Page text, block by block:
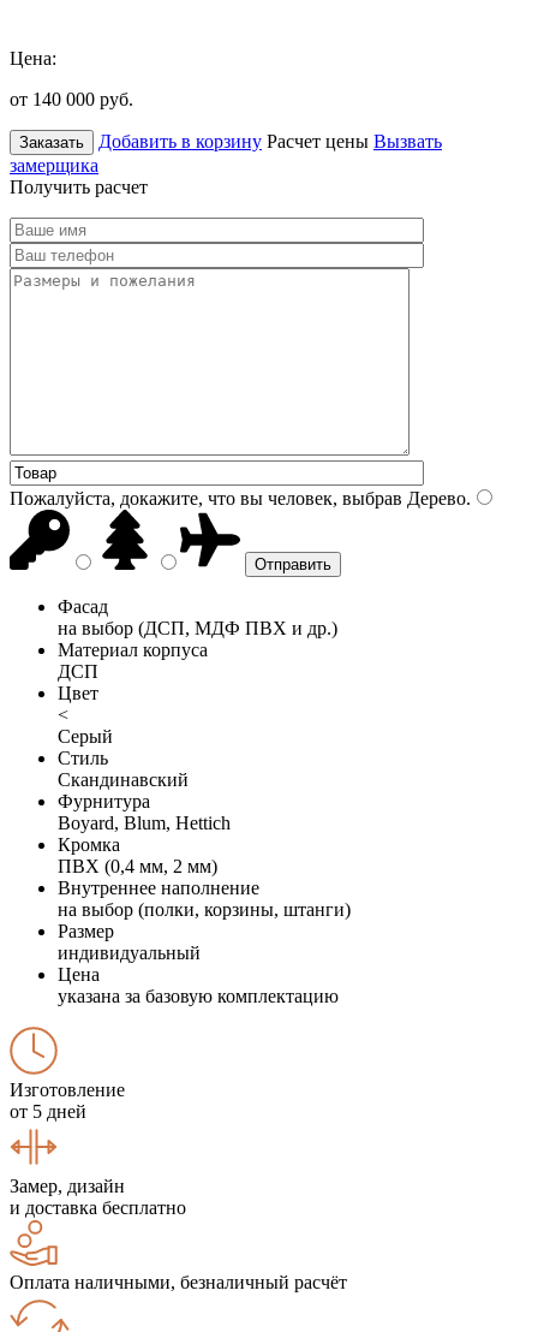
Цена:
от 140 000 руб.
Заказать Добавить в корзину Расчет цены Вызвать
замерщика
Получить расчет
Пожалуйста, докажите, что вы человек, выбрав Дерево.
Фасад
на выбор (ДСП, МДФ ПВХ и др.)
Материал корпуса
ДСП
Цвет
<
Серый
Стиль
Скандинавский
Фурнитура
Boyard, Blum, Hettich
Кромка
ПВХ (0,4 мм, 2 мм)
Внутреннее наполнение
на выбор (полки, корзины, штанги)
Размер
индивидуальный
Цена
указана за базовую комплектацию
Изготовление
от 5 дней
Замер, дизайн
и доставка бесплатно
Оплата наличными, безналичный расчёт